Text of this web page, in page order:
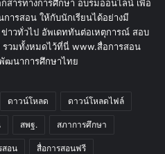
สารทางการศึกษา อบรมออนไลน์ เพื่อ
การสอน ให้กับนักเรียนได้อย่างมี
าวทั่วไป อัพเดททันต่อเหตุการณ์ สอบ
วมทั้งหมดไว้ที่นี่ www.สื่อการสอน
ฒนาการศึกษาไทย
ดาวน์โหลด ดาวน์โหลดไฟล์
สพฐ. สภาการศึกษา
สอน สื่อการสอนฟรี